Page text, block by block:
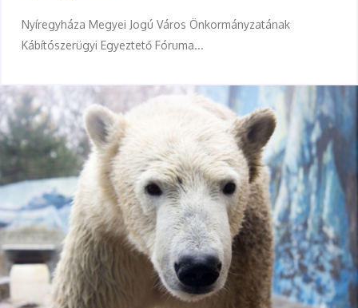
Nyíregyháza Megyei Jogú Város Önkormányzatának
Kábítószerügyi Egyeztető Fóruma...